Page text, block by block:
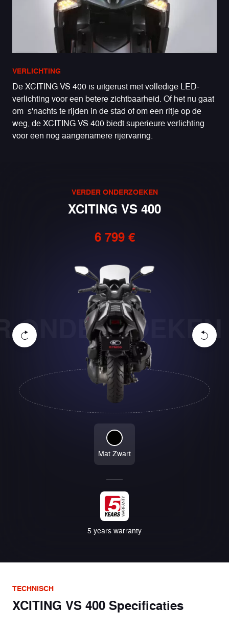
VERLICHTING
De XCITING VS 400 is uitgerust met volledige LED-
verlichting voor een betere zichtbaarheid. Of het nu gaat
om s'nachts te rijden in de stad of om een ritje op de
weg, de XCITING VS 400 biedt superieure verlichting
voor een nog aangenamere rijervaring.
VERDER ONDERZOEKEN
XCITING VS 400
6 799 €
·
Mat Zwart
5 years warranty
TECHNISCH
XCITING VS 400 Specificaties